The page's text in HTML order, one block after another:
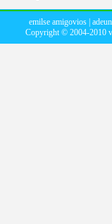
emilse amigovios|
Copyright © 2004-2010